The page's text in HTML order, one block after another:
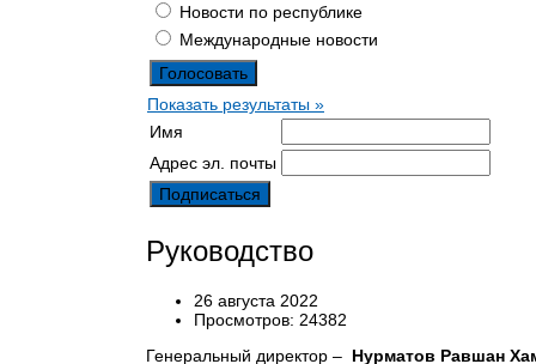
Новости по республике
Международные новости
Показать результаты »
Имя
Адрес эл. почты
Руководство
26 августа 2022
Просмотров: 24382
Генеральный директор – Нурматов Равшан